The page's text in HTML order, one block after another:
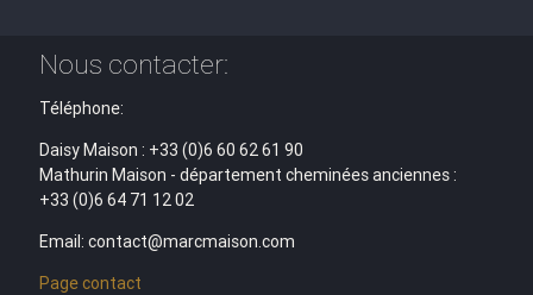
Nous contacter:
Téléphone:
Daisy Maison : +33 (0)6 60 62 61 90
Mathurin Maison - département cheminées anciennes :
+33 (0)6 64 71 12 02
Email: contact@marcmaison.com
Page contact